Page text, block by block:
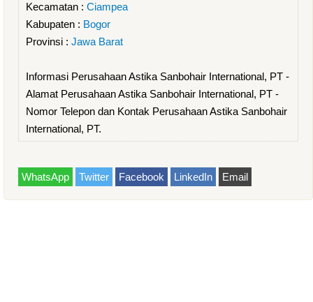
Kecamatan : Ciampea
Kabupaten : Bogor
Provinsi : Jawa Barat
Informasi Perusahaan Astika Sanbohair International, PT -
Alamat Perusahaan Astika Sanbohair International, PT -
Nomor Telepon dan Kontak Perusahaan Astika Sanbohair
International, PT.
WhatsApp Twitter Facebook LinkedIn Email